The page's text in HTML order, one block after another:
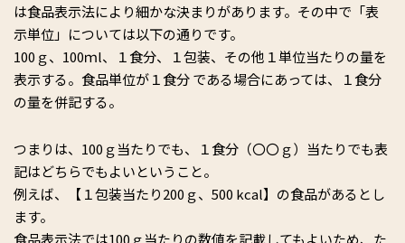
は食品表示法により細かな決まりがあります。その中で「表
示単位」については以下の通りです。
100ｇ、100ｍl、１食分、１包装、その他１単位当たりの量を
表示する。食品単位が１食分 である場合にあっては、１食分
の量を併記する。
つまりは、100ｇ当たりでも、１食分（〇〇ｇ）当たりでも表
記はどちらでもよいということ。
例えば、【１包装当たり200ｇ、500 kcal】の食品があるとし
ます。
食品表示法では100ｇ当たりの数値を記載してもよいため、た